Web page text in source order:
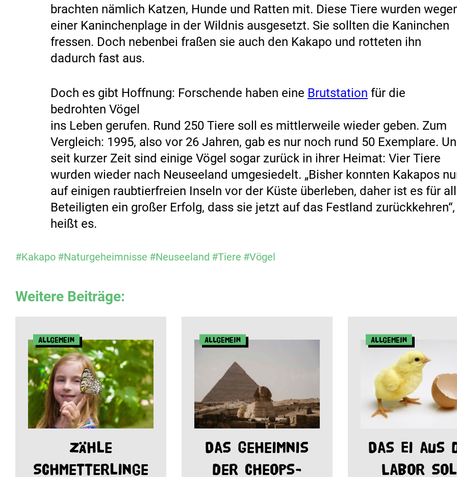
brachten nämlich Katzen, Hunde und Ratten mit. Diese Tiere wurden
einer Kaninchenplage in der Wildnis ausgesetzt. Sie sollten die Kaninchen
fressen. Doch nebenbei fraßen sie auch den Kakapo und rotteten ihn
dadurch fast aus.
Doch es gibt Hoffnung: Forschende haben eine Brutstation für die
bedrohten Vögel
ins Leben gerufen. Rund 250 Tiere soll es mittlerweile wieder geben. Zum
Vergleich: 1995, also vor 26 Jahren, gab es nur noch rund 50 Exemplare.
seit kurzer Zeit sind einige Vögel sogar zurück in ihrer Heimat: Vier Tiere
wurden wieder nach Neuseeland umgesiedelt. „Bisher konnten Kakapos
auf einigen raubtierfreien Inseln vor der Küste überleben, daher ist es für
Beteiligten ein großer Erfolg, dass sie jetzt auf das Festland zurückkehren“,
heißt es.
#Kakapo #Naturgeheimnisse #Neuseeland #Tiere #Vögel
Weitere Beiträge:
Allgemein
Zähle
Schmetterlinge
Allgemein
Das Geheimnis
der Cheops-
Allgemein
Das Ei aus
Labor